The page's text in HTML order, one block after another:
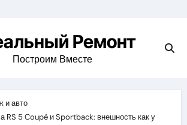
Ремонт
Построим Вместе
и авто
RS 5 Coupé и Sportback: внешность как у